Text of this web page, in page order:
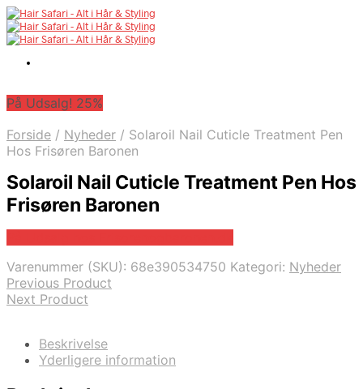
På Udsalg! 25%
Forside / Nyheder / Solaroil Nail Cuticle Treatment Pen
Hos Frisøren Baronen
Solaroil Nail Cuticle Treatment Pen Hos
Frisøren Baronen
Varenummer (SKU): 68e390534750 Kategori: Nyheder
Previous Product
Next Product
Beskrivelse
Yderligere information